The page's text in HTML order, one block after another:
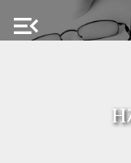
menu_open